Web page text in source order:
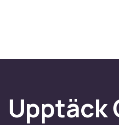
Upptäck